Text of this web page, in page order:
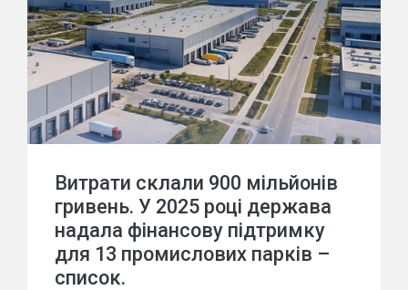
Витрати склали 900 мільйонів
гривень. У 2025 році держава
надала фінансову підтримку
для 13 промислових парків –
список.